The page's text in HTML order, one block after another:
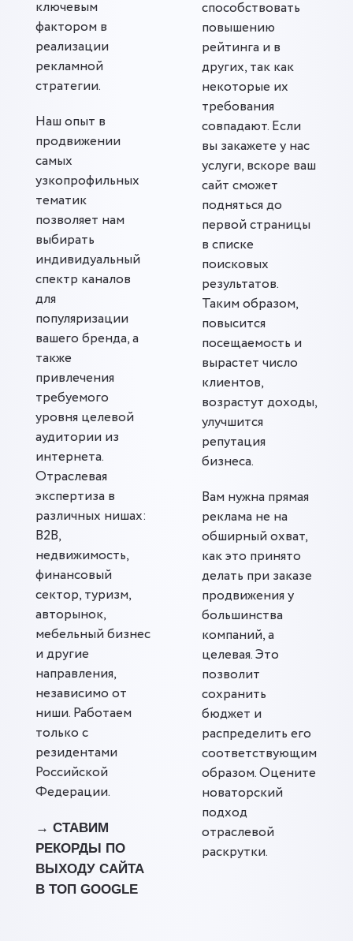
ключевым
фактором в
реализации
рекламной
стратегии.
Наш опыт в
продвижении
самых
узкопрофильных
тематик
позволяет нам
выбирать
индивидуальный
спектр каналов
для
популяризации
вашего бренда, а
также
привлечения
требуемого
уровня целевой
аудитории из
интернета.
Отраслевая
экспертиза в
различных нишах:
B2B,
недвижимость,
финансовый
сектор, туризм,
авторынок,
мебельный бизнес
и другие
направления,
независимо от
ниши. Работаем
только с
резидентами
Российской
Федерации.
→ СТАВИМ
РЕКОРДЫ ПО
ВЫХОДУ САЙТА
В ТОП GOOGLE
способствовать
повышению
рейтинга и в
других, так как
некоторые их
требования
совпадают. Если
вы закажете у нас
услуги, вскоре ваш
сайт сможет
подняться до
первой страницы
в списке
поисковых
результатов.
Таким образом,
повысится
посещаемость и
вырастет число
клиентов,
возрастут доходы,
улучшится
репутация
бизнеса.
Вам нужна прямая
реклама не на
обширный охват,
как это принято
делать при заказе
продвижения у
большинства
компаний, а
целевая. Это
позволит
сохранить
бюджет и
распределить его
соответствующим
образом. Оцените
новаторский
подход
отраслевой
раскрутки.